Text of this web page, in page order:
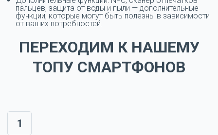
пальцев, защита от воды и пыли — дополнительные
функции, которые могут быть полезны в зависимости
от ваших потребностей.
ПЕРЕХОДИМ К НАШЕМУ
ТОПУ СМАРТФОНОВ
1